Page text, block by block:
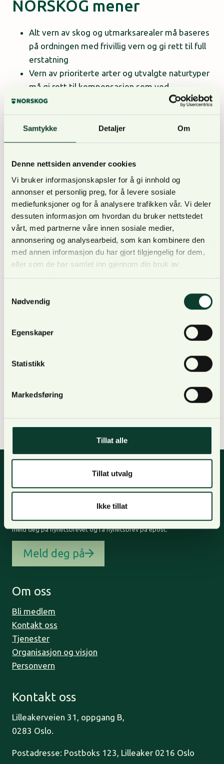
Samtykke Detaljer Om
Denne nettsiden anvender cookies
Vi bruker informasjonskapsler for å gi innhold og
annonser et personlig preg, for å levere sosiale
mediefunksjoner og for å analysere trafikken vår. Vi deler
dessuten informasjon om hvordan du bruker nettstedet
vårt, med partnerne våre innen sosiale medier,
annonsering og analysearbeid, som kan kombinere den
med annen informasjon du har gjort tilgjengelig for dem,
eller som de har samlet inn gjennom din bruk av
Nødvendig
Egenskaper
Statistikk
Markedsføring
Tillat alle
Tillat utvalg
Ikke tillat
NORSKOG mener
Alt vern av skog og utmarksarealer må baseres
på ordningen med frivillig vern og gi rett til full
erstatning
Vern av prioriterte arter og utvalgte naturtyper
må gi rett til kompensasjon som ved
områdevern.
Miljøvernmyndighetene må foreta en grundig
undersøkelse av hvorvidt skogbrukets egne
miljøverktøy er gode nok før man tar i bruk
samme hensyn. .
Les mer om:
Spørsmål?
Vern og erstatning
For oppdateringer, nyheter og skogfaglige artikler,
meld deg på nyhetsbrevet og få nyhetsbrev på epost.
Meld deg på
Om oss
Bli medlem
Kontakt oss
Tjenester
Organisasjon og visjon
Personvern
Kontakt oss
Lilleakerveien 31, oppgang B,
0283 Oslo.
Postadresse: Postboks 123, Lilleaker 0216 Oslo